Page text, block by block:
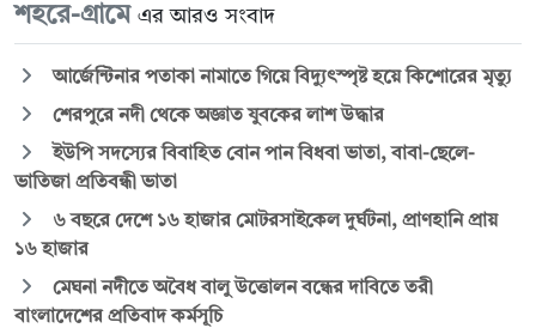
শহরে-গ্রামে এর আরও সংবাদ
আর্জেন্টিনার পতাকা নামাতে গিয়ে বিদ্যুৎস্পৃষ্ট হয়ে কিশোরের মৃত্যু
শেরপুরে নদী থেকে অজ্ঞাত যুবকের লাশ উদ্ধার
ইউপি সদস্যের বিবাহিত বোন পান বিধবা ভাতা, বাবা-ছেলে-
ভাতিজা প্রতিবন্ধী ভাতা
৬ বছরে দেশে ১৬ হাজার মোটরসাইকেল দুর্ঘটনা, প্রাণহানি প্রায়
১৬ হাজার
মেঘনা নদীতে অবৈধ বালু উত্তোলন বন্ধের দাবিতে তরী
বাংলাদেশের প্রতিবাদ কর্মসূচি